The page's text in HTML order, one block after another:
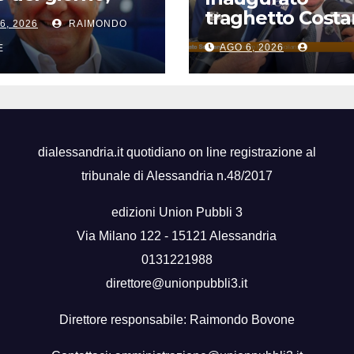
del giorno, nati
accadde
2026 RAIMONDO
traghetto
di Sicilia,
“Mantenuto
impegni presi”
AGO 6, 2026
dialessandria.it quotidiano on line registrazione al
tribunale di Alessandria n.48/2017
edizioni Union Pubbli 3
Via Milano 122 - 15121 Alessandria
0131221988
direttore@unionpubbli3.it
Direttore responsabile: Raimondo Bovone